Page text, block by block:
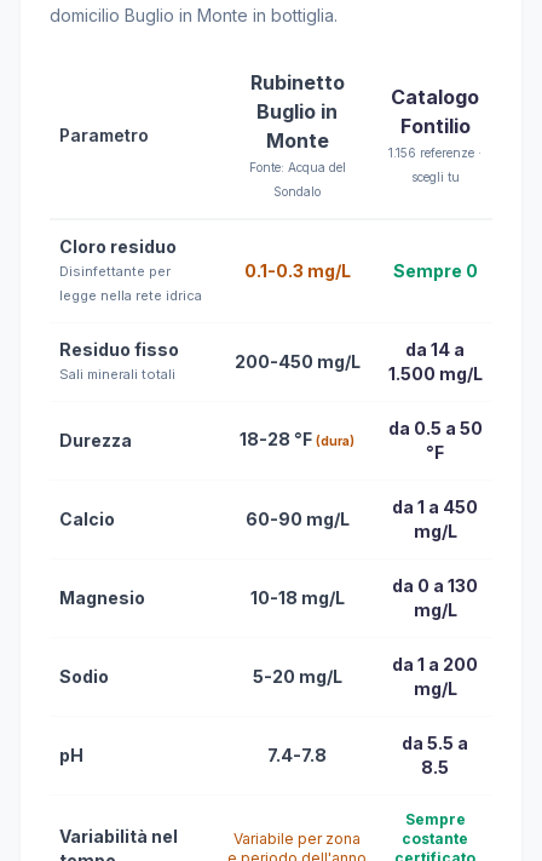
domicilio Buglio in Monte in bottiglia.
Parametro
Rubinetto
Buglio in
Monte
Fonte: Acqua del
Sondalo
Catalogo
Fontilio
1.156 referenze ·
scegli tu
Cloro residuo
Disinfettante per
legge nella rete idrica
0.1-0.3 mg/L Sempre 0
Residuo fisso
Sali minerali totali
200-450 mg/L
da 14 a
1.500 mg/L
Durezza 18-28 °F (dura)
da 0.5 a 50
°F
Calcio 60-90 mg/L
da 1 a 450
mg/L
Magnesio 10-18 mg/L
da 0 a 130
mg/L
Sodio 5-20 mg/L
da 1 a 200
mg/L
pH 7.4-7.8
da 5.5 a
8.5
Variabilità nel
Variabile per zona
Sempre
costante